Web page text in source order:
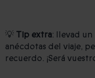
💡 Tip extra: llevad
anécdotas del viaje,
recuerdo. ¡Será